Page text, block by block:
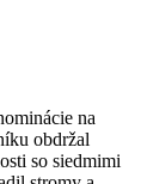
na
obdržal
so siedmimi